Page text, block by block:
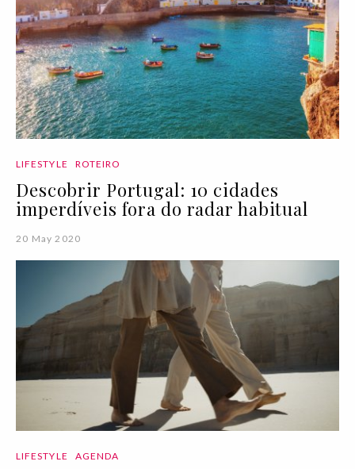
LIFESTYLE ROTEIRO
Descobrir Portugal: 10 cidades
imperdíveis fora do radar habitual
20 May 2020
LIFESTYLE AGENDA